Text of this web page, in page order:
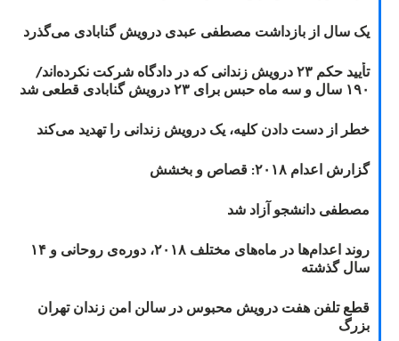
یک سال از بازداشت مصطفی عبدی درویش گنابادی می‌گذرد
تأیید حکم ۲۳ درویش زندانی که در دادگاه شرکت نکرده‌اند/
۱۹۰ سال و سه ماه حبس برای ۲۳ درویش گنابادی قطعی شد
خطر از دست دادن کلیه، یک درویش زندانی را تهدید می‌کند
گزارش اعدام ۲۰۱۸: قصاص و بخشش
مصطفی دانشجو آزاد شد
روند اعدام‌ها در ماه‌های مختلف ۲۰۱۸، دوره‌ی روحانی و ۱۴
سال گذشته
قطع تلفن هفت درویش محبوس در سالن امن زندان تهران
بزرگ